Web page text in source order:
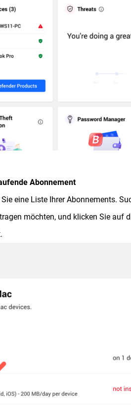
Abonnement
eine Liste Ihrer Abonnements.
möchten, und klicken Sie auf